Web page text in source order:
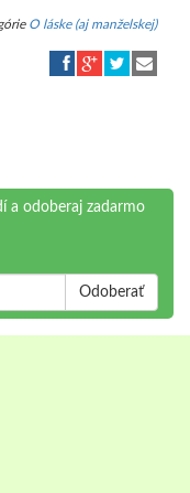
O láske (aj manželskej)
a odoberaj zadarmo
Odoberať